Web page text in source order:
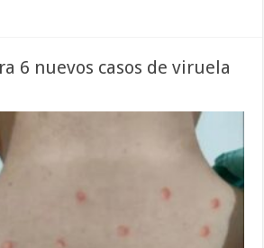
6 nuevos casos de viruela